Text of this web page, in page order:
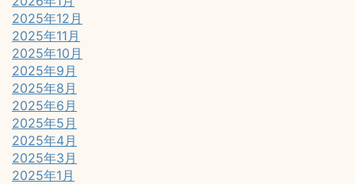
2025年12月
2025年11月
2025年10月
2025年9月
2025年8月
2025年6月
2025年5月
2025年4月
2025年3月
2025年1月